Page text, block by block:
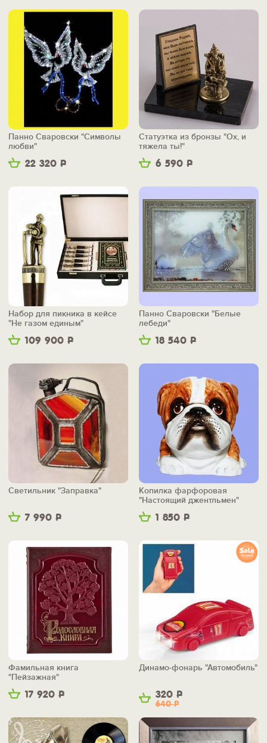
22 320 Р
Панно Сваровски "Символы
любви"
6 590 Р
Статуэтка из бронзы "Ох, и
тяжела ты!"
109 900 Р
Набор для пикника в кейсе
"Не газом единым"
18 540 Р
Панно Сваровски "Белые
лебеди"
7 990 Р
Светильник "Заправка"
1 850 Р
Копилка фарфоровая
"Настоящий джентльмен"
17 920 Р
Фамильная книга
"Пейзажная"
320 Р
640Р
Динамо-фонарь "Автомобиль"